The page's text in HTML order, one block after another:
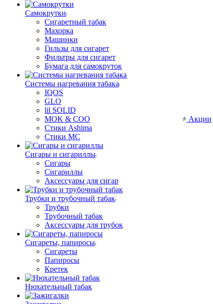
Самокрутки
Сигаретный табак
Махорка
Машинки
Гильзы для сигарет
Фильтры для сигарет
Бумага для самокруток
Системы нагревания табака
IQOS
GLO
lil SOLID
MOK & COO
Стики Ashima
Стики MC
Сигары и сигариллы
Сигары
Сигариллы
Аксессуары для сигар
Трубки и трубочный табак
Трубки
Трубочный табак
Аксессуары для трубок
Сигареты, папиросы
Сигареты
Папиросы
Кретек
Нюхательный табак
Акции